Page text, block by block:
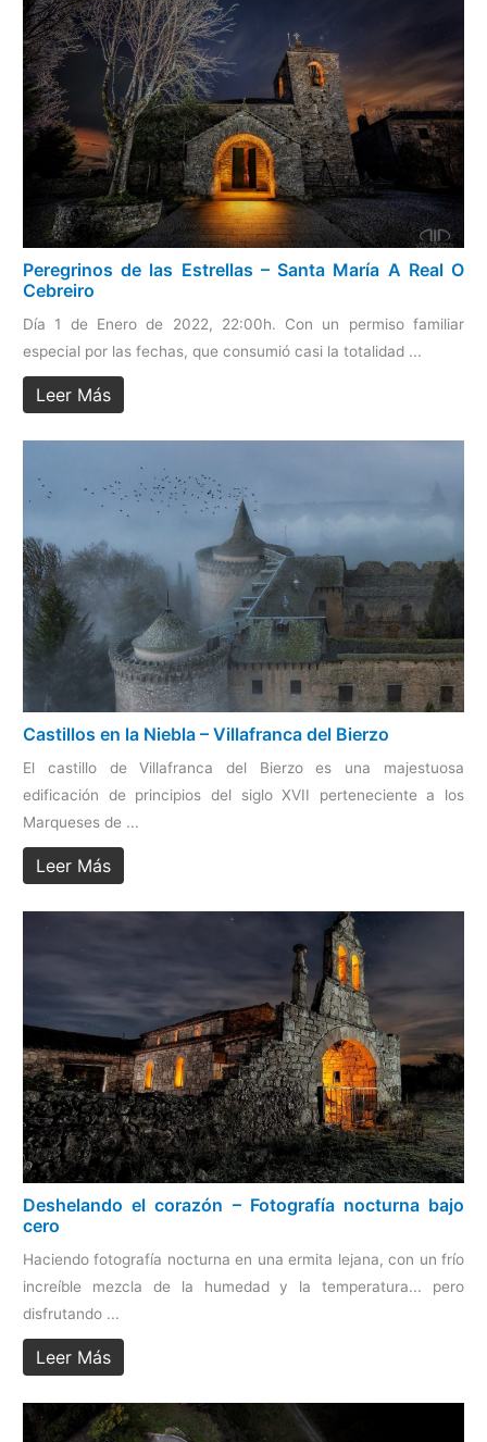
Peregrinos de las Estrellas – Santa María A Real O
Cebreiro
Día 1 de Enero de 2022, 22:00h. Con un permiso familiar
especial por las fechas, que consumió casi la totalidad ...
Leer Más
Castillos en la Niebla – Villafranca del Bierzo
El castillo de Villafranca del Bierzo es una majestuosa
edificación de principios del siglo XVII perteneciente a los
Marqueses de ...
Leer Más
Deshelando el corazón – Fotografía nocturna bajo
cero
Haciendo fotografía nocturna en una ermita lejana, con un frío
increíble mezcla de la humedad y la temperatura... pero
disfrutando ...
Leer Más